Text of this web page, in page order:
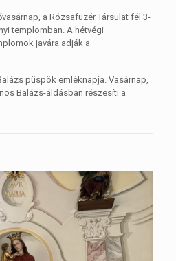
a Rózsafüzér Társulat fél 3-
templomban. A hétvégi
javára adják a
püspök emléknapja. Vasárnap,
Balázs-áldásban részesíti a